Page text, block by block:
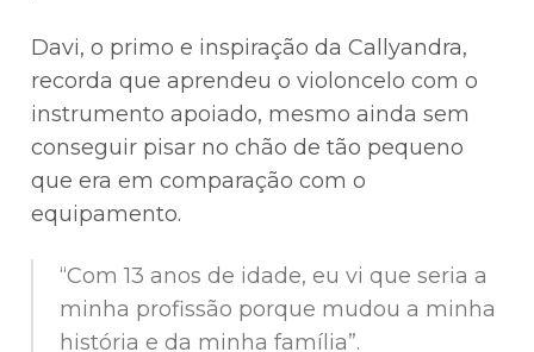
Davi, o primo e inspiração da Callyandra,
recorda que aprendeu o violoncelo com o
instrumento apoiado, mesmo ainda sem
conseguir pisar no chão de tão pequeno
que era em comparação com o
equipamento.
“Com 13 anos de idade, eu vi que seria a
minha profissão porque mudou a minha
história e da minha família”.